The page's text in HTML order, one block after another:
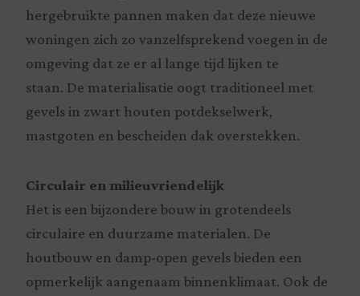
hergebruikte pannen maken dat deze nieuwe
woningen zich zo vanzelfsprekend voegen in de
omgeving dat ze er al lange tijd lijken te
staan. De materialisatie oogt traditioneel met
gevels in zwart houten potdekselwerk,
mastgoten en bescheiden dak overstekken.
Circulair en milieuvriendelijk
Het is een bijzondere bouw in grotendeels
circulaire en duurzame materialen. De
houtbouw en damp-open gevels bieden een
opmerkelijk aangenaam binnenklimaat. Ook de